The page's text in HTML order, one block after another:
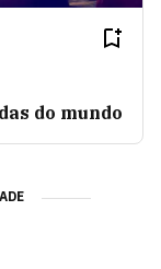
do mundo